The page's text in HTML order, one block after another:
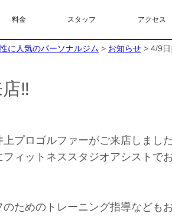
料金 スタッフ アクセス
に人気のパーソナルジム > お知らせ > 4/9
‼️
プロゴルファーがご来店しまし
ィットネススタジオアシストで
ためのトレーニング指導なども